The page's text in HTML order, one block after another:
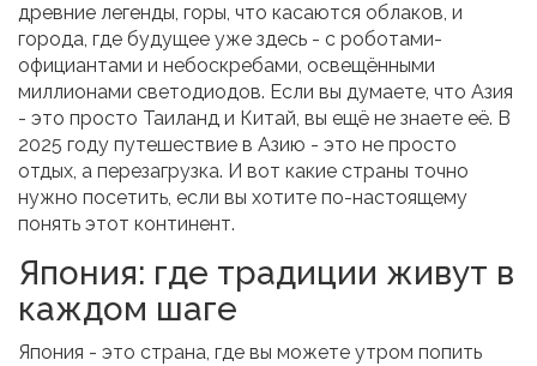
древние легенды, горы, что касаются облаков, и
города, где будущее уже здесь - с роботами-
официантами и небоскребами, освещёнными
миллионами светодиодов. Если вы думаете, что Азия
- это просто Таиланд и Китай, вы ещё не знаете её. В
2025 году путешествие в Азию - это не просто
отдых, а перезагрузка. И вот какие страны точно
нужно посетить, если вы хотите по-настоящему
понять этот континент.
Япония: где традиции живут в
каждом шаге
Япония - это страна, где вы можете утром попить